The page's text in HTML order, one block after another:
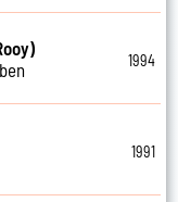
1994
1991